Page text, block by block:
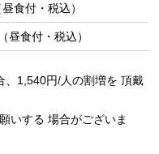
食付・税込）
昼食付・税込）
1,540円/人の割増を 頂戴
いする 場合がございま